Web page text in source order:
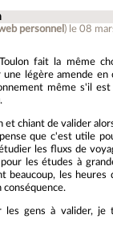
personnel ) le 08
fait la même
légère amende en
même s'il est
et chiant de valider
que c'est utile
les fluxs de
les études à
beaucoup, les heures
conséquence.
les gens à valider,